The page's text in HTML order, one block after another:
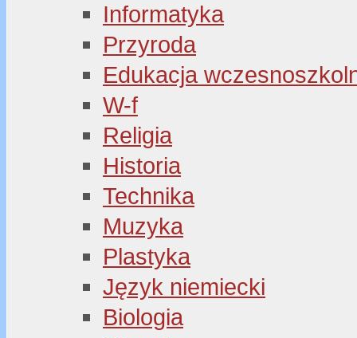
Informatyka
Przyroda
Edukacja
W-f
Religia
Historia
Technika
Muzyka
Plastyka
Język niemiecki
Biologia